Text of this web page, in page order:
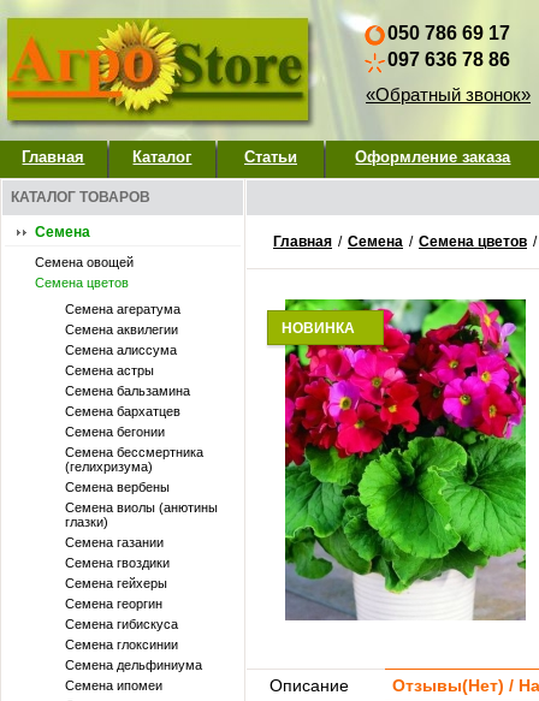
050 786 69 17
097 636 78 86
«Обратный звонок»
Главная Каталог Статьи Оформление заказа
КАТАЛОГ ТОВАРОВ
Семена
Семена овощей
Семена цветов
Семена агератума
Семена аквилегии
Семена алиссума
Семена астры
Семена бальзамина
Семена бархатцев
Семена бегонии
Семена бессмертника
(гелихризума)
Семена вербены
Семена виолы (анютины
глазки)
Семена газании
Семена гвоздики
Семена гейхеры
Семена георгин
Семена гибискуса
Семена глоксинии
Семена дельфиниума
Семена ипомеи
Главная / Семена / Семена цветов /
НОВИНКА
Описание Отзывы(Нет) /